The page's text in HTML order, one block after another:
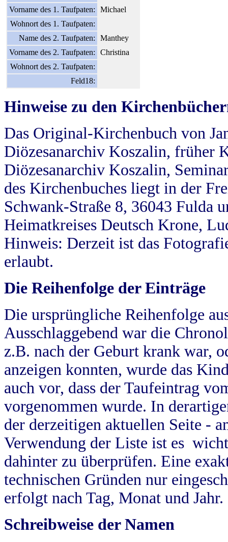
Vorname des 1. Taufpaten:
Michael
Wohnort des 1. Taufpaten:
Name des 2. Taufpaten:
Manthey
Vorname des 2. Taufpaten:
Christina
Wohnort des 2. Taufpaten:
Feld18:
Hinweise zu den
Das Original-Kirchenbuch von
Diözesanarchiv Koszalin, früher
Diözesanarchiv Koszalin,
des Kirchenbuches liegt in der
Schwank-Straße 8, 36043 Fulda
Heimatkreises Deutsch Krone,
Hinweis: Derzeit ist das
erlaubt.
Die Reihenfolge der Einträge
Die ursprüngliche Reihenfolge
Ausschlaggebend war die
z.B. nach der Geburt krank war,
anzeigen konnten, wurde das
auch vor, dass der Taufeintrag
vorgenommen wurde. In
der derzeitigen aktuellen Seite -
Verwendung der Liste ist es
dahinter zu überprüfen. Eine
technischen Gründen nur
erfolgt nach Tag, Monat und Jahr.
Schreibweise der Namen